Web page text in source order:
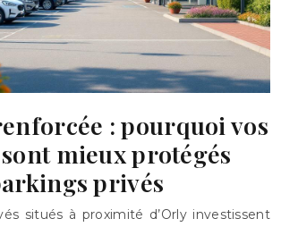
: pourquoi vos
mieux protégés
privés
situés à proximité d’Orly investissent